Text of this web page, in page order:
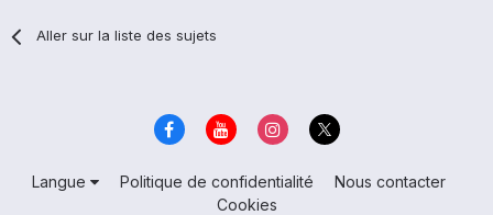
Aller sur la liste des sujets
Langue Politique de confidentialité
Nous contacter
Cookies